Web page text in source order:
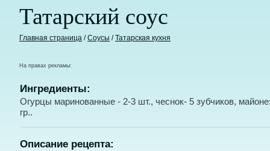
Татарский соус
Главная страница /Соусы /Татарская кухня
На правах рекламы:
Ингредиенты:
Огурцы маринованные - 2-3 шт., чеснок- 5 зубчиков,
гр..
Описание рецепта: